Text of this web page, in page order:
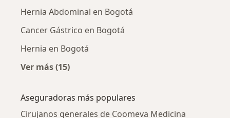
Hernia Abdominal en Bogotá
Cancer Gástrico en Bogotá
Hernia en Bogotá
Ver más (15)
Aseguradoras más populares
Cirujanos generales de Coomeva Medicina